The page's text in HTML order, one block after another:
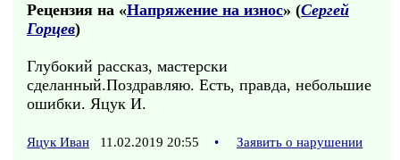
Рецензия на «Напряжение на износ» (Сергей
Горцев)
Глубокий рассказ, мастерски
сделанный.Поздравляю. Есть, правда, небольшие
ошибки. Яцук И.
Яцук Иван 11.02.2019 20:55 • Заявить о нарушении